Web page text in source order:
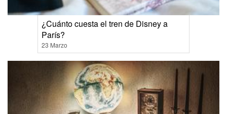
¿Cuánto cuesta el tren de Disney a
París?
23 Marzo